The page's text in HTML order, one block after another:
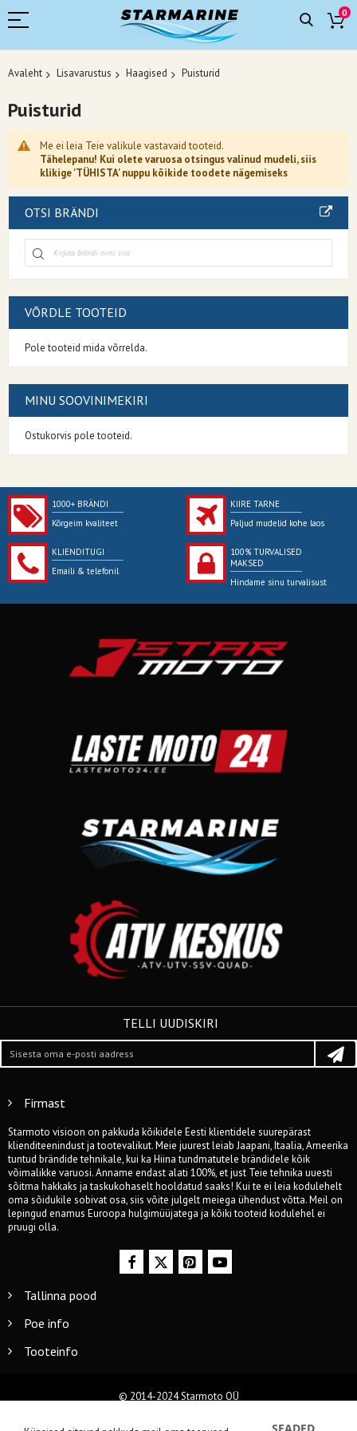
0
Avaleht Lisavarustus Haagised Puisturid
Puisturid
Me ei leia Teie valikule vastavaid tooteid.
Tähelepanu! Kui olete varuosa otsingus valinud mudeli, siis
klikige 'TÜHISTA' nuppu kõikide toodete nägemiseks
OTSI BRÄNDI
VÕRDLE TOOTEID
Pole tooteid mida võrrelda.
MINU SOOVINIMEKIRI
Ostukorvis pole tooteid.
1000+ BRÄNDI
Kõrgeim kvaliteet
KIIRE TARNE
Paljud mudelid kohe laos
KLIENDITUGI
Emaili & telefonil
100% TURVALISED
MAKSED
Hindame sinu turvalisust
TELLI UUDISKIRI
Firmast
Starmoto visioon on pakkuda kõikidele Eesti klientidele suurepärast
klienditeenindust ja tootevalikut. Meie juurest leiab Jaapani, Itaalia, Ameerika
tuntud brändide tehnikale, kui ka Hiina tundmatutele brändidele kõik
võimalikke varuosi. Anname endast alati 100%, et just Teie tehnika uuesti
sõitma hakkaks ja taskukohaselt hooldatud saaks! Kui te ei leia kodulehelt
oma sõidukile sobivat osa, siis võite julgelt meiega ühendust võtta. Meil on
lepingud enamus Euroopa hulgimüüjatega ja kõiki tooteid kodulehel ei
pruugi olla.
Tallinna pood
Poe info
Tooteinfo
© 2014-2024 Starmoto OÜ